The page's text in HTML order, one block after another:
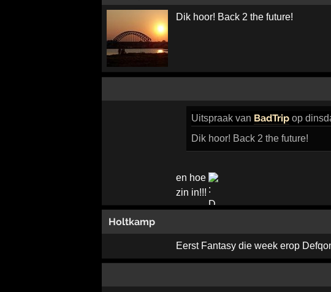
Dik hoor! Back 2 the future!
Uitspraakvan BadTripop
Dik hoor! Back 2 the future!
en hoe
zin in!!!
Holtkamp
Eerst Fantasy die week erop